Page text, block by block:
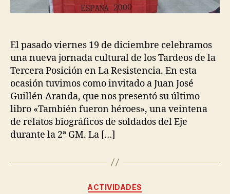
El pasado viernes 19 de diciembre celebramos
una nueva jornada cultural de los Tardeos de la
Tercera Posición en La Resistencia. En esta
ocasión tuvimos como invitado a Juan José
Guillén Aranda, que nos presentó su último
libro «También fueron héroes», una veintena
de relatos biográficos de soldados del Eje
durante la 2ª GM. La […]
ACTIVIDADES